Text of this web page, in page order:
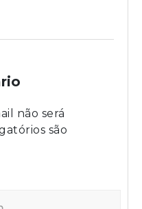
não será
são